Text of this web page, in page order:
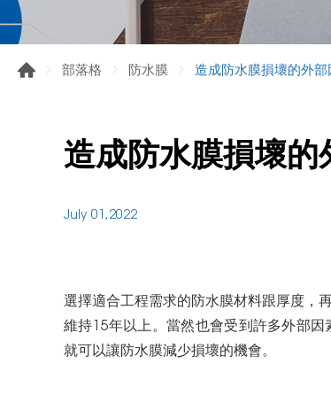
部落格 防水膜 造成防水膜損壞的外部
造成防水膜損壞的
July 01,2022
選擇適合工程需求的防水膜材料跟厚度，
維持15年以上。當然也會受到許多外部
就可以讓防水膜減少損壞的機會。